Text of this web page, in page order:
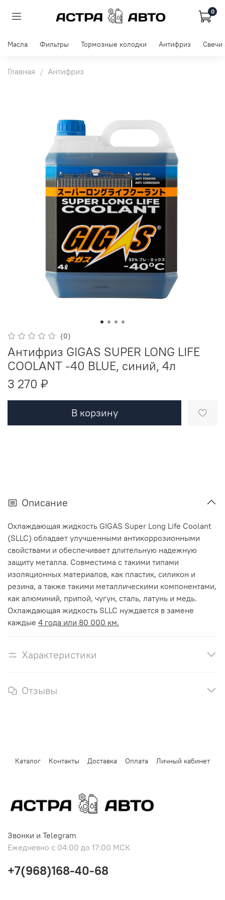
0
Масла Фильтры Тормозные колодки Антифриз Свечи
Главная Антифриз
(0)
Антифриз GIGAS SUPER LONG LIFE
COOLANT -40 BLUE, синий, 4л
3 270 ₽
В корзину
Описание
Охлаждающая жидкость GIGAS Super Long Life Coolant
(SLLC) обладает улучшенными антикоррозионными
свойствами и обеспечивает длительную надежную
защиту металла. Совместима с такими типами
изоляционных материалов, как пластик, силикон и
резина, а также такими металлическими компонентами,
как алюминий, припой, чугун, сталь, латунь и медь.
Охлаждающая жидкость SLLC нуждается в замене
каждые 4 года или 80 000 км.
Характеристики
Отзывы
Каталог Контакты Доставка Оплата Личный кабинет
Звонки и Telegram
Ежедневно с 04:00 до 17:00 МСК
+7(968)168-40-68